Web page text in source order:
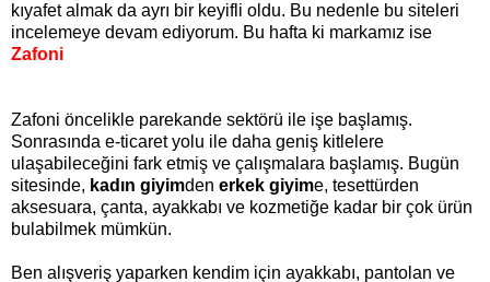
kıyafet almak da ayrı bir keyifli oldu. Bu nedenle bu siteleri
incelemeye devam ediyorum. Bu hafta ki markamız ise
Zafoni
Zafoni öncelikle parekande sektörü ile işe başlamış.
Sonrasında e-ticaret yolu ile daha geniş kitlelere
ulaşabileceğini fark etmiş ve çalışmalara başlamış. Bugün
sitesinde, kadın giyimden erkek giyime, tesettürden
aksesuara, çanta, ayakkabı ve kozmetiğe kadar bir çok ürün
bulabilmek mümkün.
Ben alışveriş yaparken kendim için ayakkabı, pantolan ve